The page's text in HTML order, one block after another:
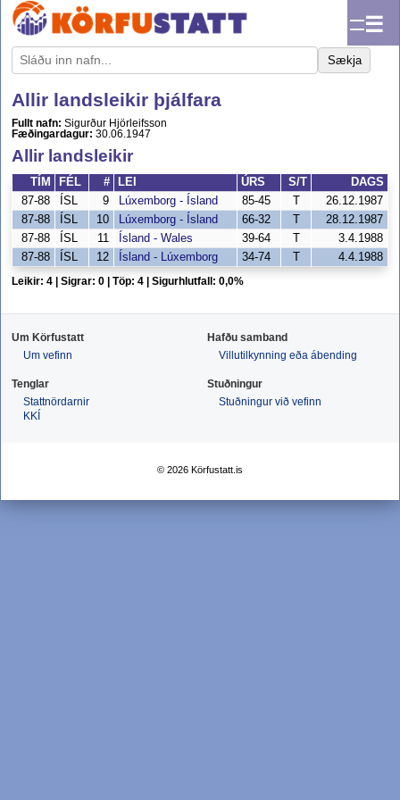
☰
Sækja
Allir landsleikir þjálfara
Fullt nafn: Sigurður Hjörleifsson
Fæðingardagur: 30.06.1947
Allir landsleikir
TÍM FÉL # LEI ÚRS S/T
DAGS
87-88
ÍSL 9 Lúxemborg - Ísland 85-45
26.12.1987
87-88
ÍSL 10 Lúxemborg - Ísland 66-32
28.12.1987
87-88
ÍSL 11 Ísland - Wales 39-64
3.4.1988
87-88
ÍSL 12 Ísland - Lúxemborg 34-74
4.4.1988
Leikir: 4 | Sigrar: 0 | Töp: 4 | Sigurhlutfall: 0,0%
Um Körfustatt
Um vefinn
Hafðu samband
Villutilkynning eða ábending
Tenglar
Stattnördarnir
KKÍ
Stuðningur
Stuðningur við vefinn
© 2026 Körfustatt.is